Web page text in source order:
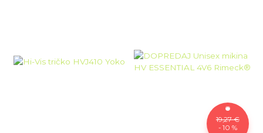
19,27 €
- 10 %